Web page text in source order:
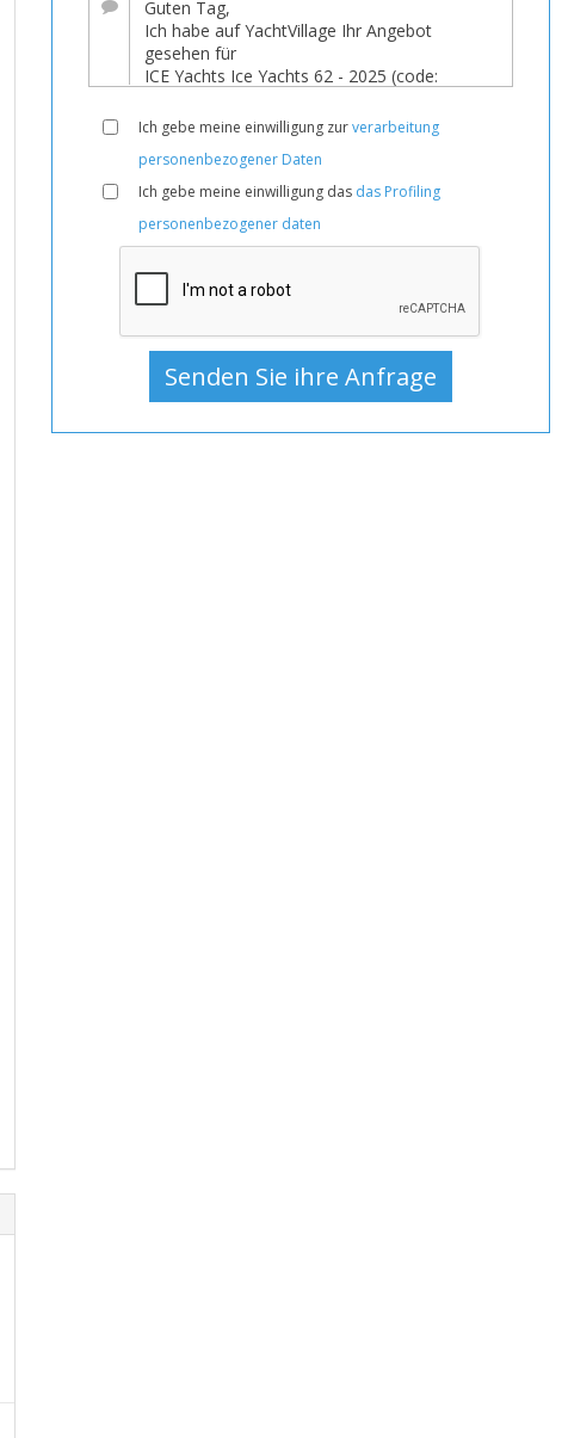
Verkauf,
Boote
Segelyacht
Zum
Verkauf,
Segelyacht
Zum
Verkauf,
Segelyachten
Neu,
Ich gebe meine einwilligung zurverarbeitung
personenbezogener Daten
Ich gebe meine einwilligung das das Profiling
personenbezogener daten